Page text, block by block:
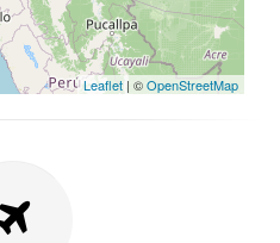
Leaflet | ©OpenStreetMap